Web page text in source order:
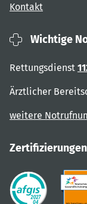
Kontakt
Wichtige
Rettungsdienst
Ärztlicher
weitere
Zertifizierungen